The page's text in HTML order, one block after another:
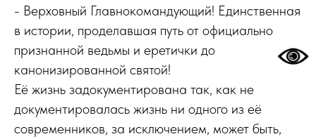
- Верховный Главнокомандующий! Единственная
в истории, проделавшая путь от официально
признанной ведьмы и еретички до
канонизированной святой!
Её жизнь задокументирована так, как не
документировалась жизнь ни одного из её
современников, за исключением, может быть,